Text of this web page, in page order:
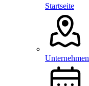
Startseite
Unternehmen